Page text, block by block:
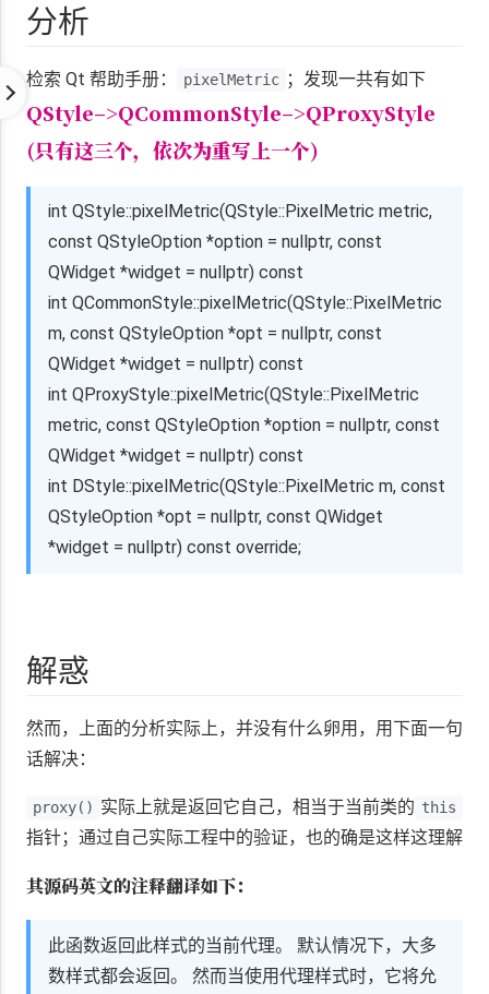
分析
检索 Qt 帮助手册： pixelMetric ；发现一共有如下
QStyle–>QCommonStyle–>QProxyStyle
(只有这三个，依次为重写上一个)
int QStyle::pixelMetric(QStyle::PixelMetric metric,
const QStyleOption *option = nullptr, const
QWidget *widget = nullptr) const
int QCommonStyle::pixelMetric(QStyle::PixelMetric
m, const QStyleOption *opt = nullptr, const
QWidget *widget = nullptr) const
int QProxyStyle::pixelMetric(QStyle::PixelMetric
metric, const QStyleOption *option = nullptr, const
QWidget *widget = nullptr) const
int DStyle::pixelMetric(QStyle::PixelMetric m, const
QStyleOption *opt = nullptr, const QWidget
*widget = nullptr) const override;
解惑
然而，上面的分析实际上，并没有什么卵用，用下面一句
话解决：
proxy() 实际上就是返回它自己，相当于当前类的 this
指针；通过自己实际工程中的验证，也的确是这样这理解
其源码英文的注释翻译如下：
此函数返回此样式的当前代理。 默认情况下，大多
数样式都会返回。 然而当使用代理样式时，它将允